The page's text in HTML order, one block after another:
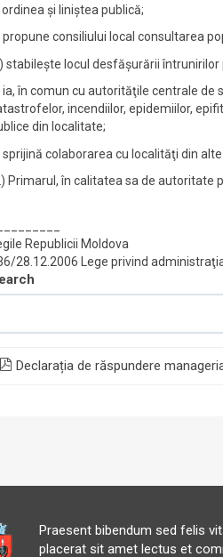
ordinea şi liniştea publică;
propune consiliului local consultarea
stabileşte locul desfăşurării
ia, în comun cu autorităţile centrale de
incendiilor, epidemiilor,
din localitate;
sprijină colaborarea cu localităţi din
Primarul, în calitatea sa de autoritate
Republicii Moldova
28.12.2006 Lege privind
Declarația de răspundere
Praesent bibendum sed felis
placerat sit amet lectus et